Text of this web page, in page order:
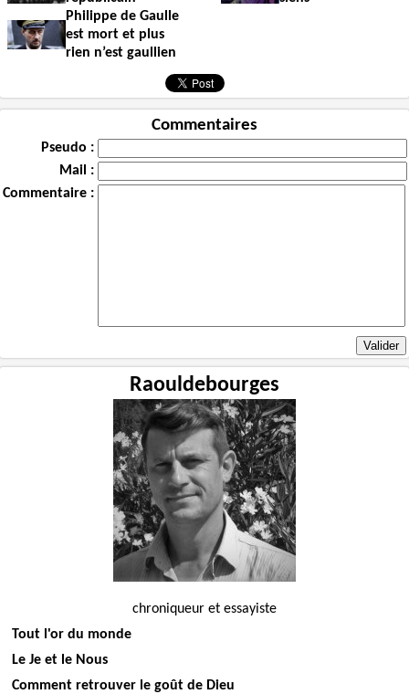
Philippe de Gaulle
est mort et plus
rien n’est gaullien
Commentaires
Pseudo :
Mail :
Commentaire :
Raouldebourges
chroniqueur et essayiste
Tout l'or du monde
Le Je et le Nous
Comment retrouver le goût de Dieu